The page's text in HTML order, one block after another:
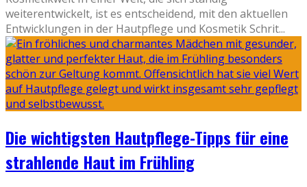
weiterentwickelt, ist es entscheidend, mit den aktuellen
Entwicklungen in der Hautpflege und Kosmetik Schrit...
Die wichtigsten Hautpflege-Tipps für eine
strahlende Haut im Frühling